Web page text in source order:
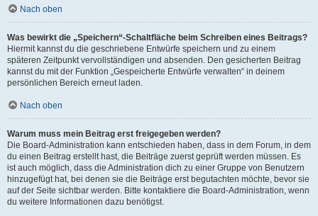
Nach oben
Was bewirkt die „Speichern“-Schaltfläche beim Schreiben eines Beitrags?
Hiermit kannst du die geschriebene Entwürfe speichern und zu einem
späteren Zeitpunkt vervollständigen und absenden. Den gesicherten Beitrag
kannst du mit der Funktion „Gespeicherte Entwürfe verwalten“ in deinem
persönlichen Bereich erneut laden.
Nach oben
Warum muss mein Beitrag erst freigegeben werden?
Die Board-Administration kann entschieden haben, dass in dem Forum, in dem
du einen Beitrag erstellt hast, die Beiträge zuerst geprüft werden müssen. Es
ist auch möglich, dass die Administration dich zu einer Gruppe von Benutzern
hinzugefügt hat, bei denen sie die Beiträge erst begutachten möchte, bevor sie
auf der Seite sichtbar werden. Bitte kontaktiere die Board-Administration, wenn
du weitere Informationen dazu benötigst.